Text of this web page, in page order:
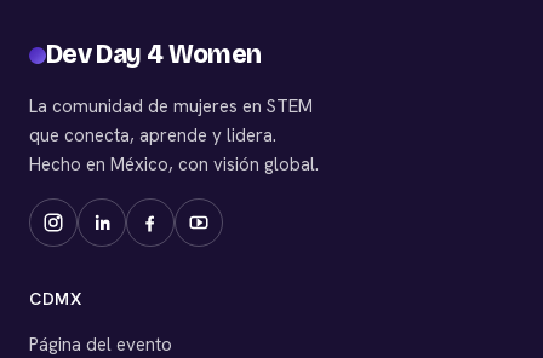
Dev Day 4 Women
La comunidad de mujeres en STEM
que conecta, aprende y lidera.
Hecho en México, con visión global.
CDMX
Página del evento